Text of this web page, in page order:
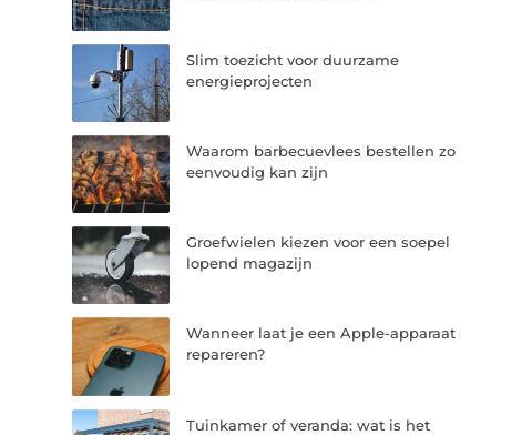
Slim toezicht voor duurzame
energieprojecten
Waarom barbecuevlees bestellen zo
eenvoudig kan zijn
Groefwielen kiezen voor een soepel
lopend magazijn
Wanneer laat je een Apple-apparaat
repareren?
Tuinkamer of veranda: wat is het